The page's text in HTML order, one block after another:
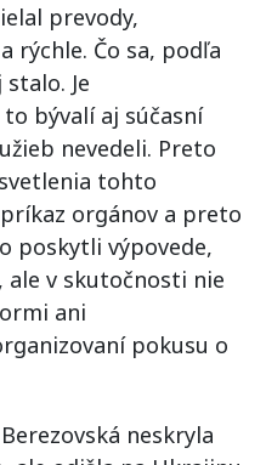
prevody,
rýchle. Čo sa, podľa
Je
bývalí aj súčasní
nevedeli. Preto
tohto
orgánov a preto
poskytli výpovede,
ale v skutočnosti nie
ani
pokusu o
neskryla